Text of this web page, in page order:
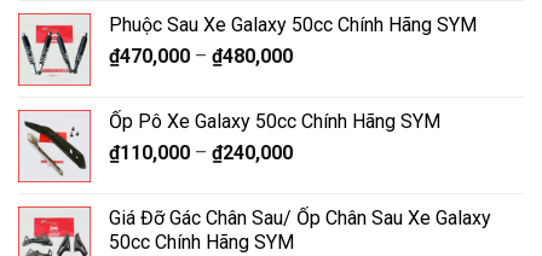
Phuộc Sau Xe Galaxy 50cc Chính Hãng SYM
₫470,000 – ₫480,000
Ốp Pô Xe Galaxy 50cc Chính Hãng SYM
₫110,000 – ₫240,000
Giá Đỡ Gác Chân Sau/ Ốp Chân Sau Xe Galaxy
50cc Chính Hãng SYM